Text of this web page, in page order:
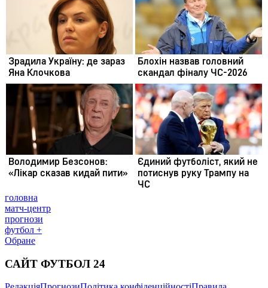
головна
матч-центр
прогнози
футбол +
Обране
САЙТ ФУТБОЛ 24